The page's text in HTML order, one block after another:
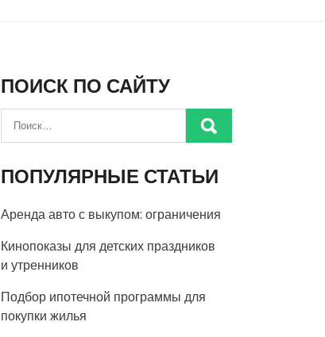
ПОИСК ПО САЙТУ
ПОПУЛЯРНЫЕ СТАТЬИ
Аренда авто с выкупом: ограничения
Кинопоказы для детских праздников
и утренников
Подбор ипотечной программы для
покупки жилья